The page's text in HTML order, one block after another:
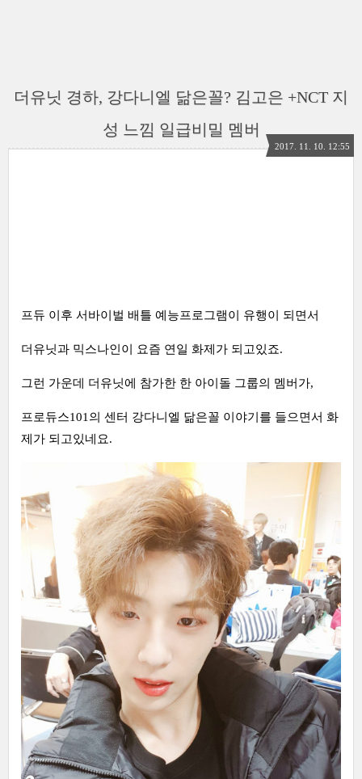
더유닛 경하, 강다니엘 닮은꼴? 김고은 +NCT 지
성 느낌 일급비밀 멤버
2017. 11. 10. 12:55
프듀 이후 서바이벌 배틀 예능프로그램이 유행이 되면서
더유닛과 믹스나인이 요즘 연일 화제가 되고있죠.
그런 가운데 더유닛에 참가한 한 아이돌 그룹의 멤버가,
프로듀스101의 센터 강다니엘 닮은꼴 이야기를 들으면서 화
제가 되고있네요.